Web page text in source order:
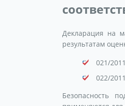
Декларация на
результатам
021/
022/
Безопасность